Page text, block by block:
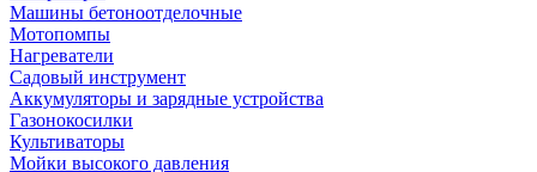
Машины бетоноотделочные
Мотопомпы
Нагреватели
Садовый инструмент
Аккумуляторы и зарядные устройства
Газонокосилки
Культиваторы
Мойки высокого давления